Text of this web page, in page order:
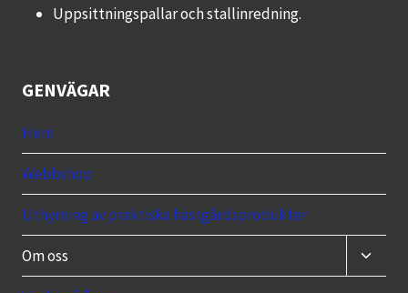
Uppsittningspallar och stallinredning.
GENVÄGAR
Hem
Webbshop
Uthyrning av praktiska hästgårdsprodukter
Om oss
Toggle
child